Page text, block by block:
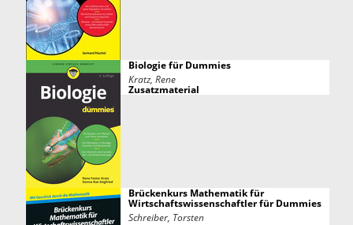
Biologie für Dummies
Kratz, Rene
Zusatzmaterial
Brückenkurs Mathematik für
Wirtschaftswissenschaftler für Dummies
Schreiber, Torsten